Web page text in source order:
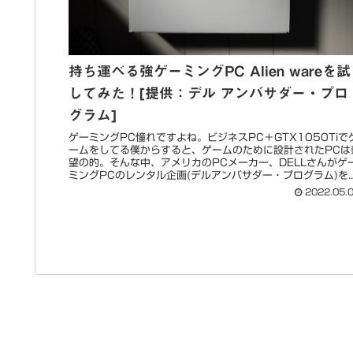
持ち運べる強ゲーミングPC Alien wareを試
してみた！[提供：デル アンバサダー・プロ
グラム]
ゲーミングPC憧れですよね。ビジネスPC＋GTX1050Tiで
ームをしてる僕からすると、ゲームのために設計されたPCは
望の的。そんな中、アメリカのPCメーカー、DELLさんがゲ
ミングPCのレンタル企画(デルアンバサダー・プログラム)を